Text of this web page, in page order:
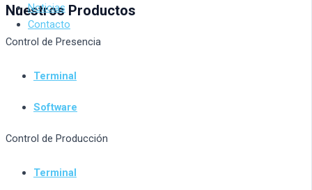
Noticias
Contacto
Nuestros Productos
Control de Presencia
Terminal
Software
Control de Producción
Terminal